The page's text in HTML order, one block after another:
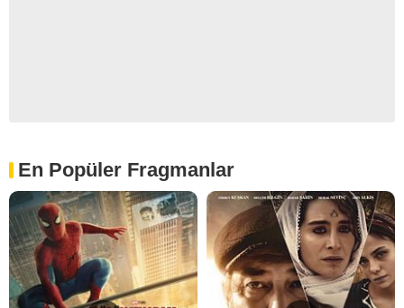
En Popüler Fragmanlar